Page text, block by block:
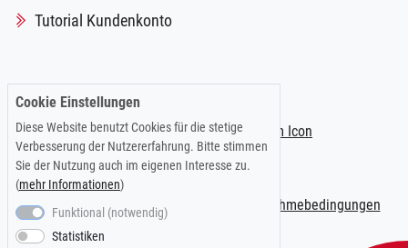
Tutorial Kundenkonto
Impressum |Datenschutzerklärung Teilnahmebedingungen
Cookie Einstellungen
Diese Website benutzt Cookies für die stetige
Verbesserung der Nutzererfahrung. Bitte stimmen
Sie der Nutzung auch im eigenen Interesse zu.
(mehr Informationen)
Funktional (notwendig)
Statistiken